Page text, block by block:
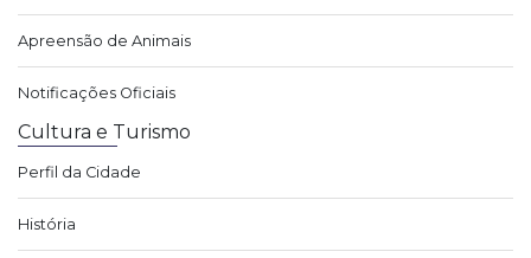
Apreensão de Animais
Notificações Oficiais
Cultura e Turismo
Perfil da Cidade
História